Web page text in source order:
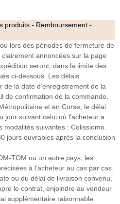
produits - Remboursement -
lors des périodes de fermeture de
annoncées sur la page
seront, dans la limite des
ci-dessous. Les délais
de la date d’enregistrement de la
de confirmation de la commande.
et en Corse, le délai
jour suivant celui où l’acheteur a
suivantes : Colissiomo.
jours ouvrables après la conclusion
TOM ou un autre pays, les
à l’acheteur au cas par cas.
ou du délai de livraison convenu,
le contrat, enjoindre au vendeur
supplémentaire raisonnable.